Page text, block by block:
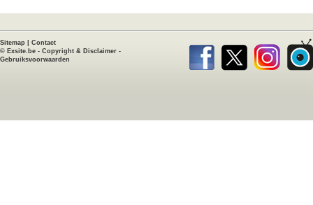
Sitemap
Contact
© Exsite.be - Copyright & Disclaimer -
Gebruiksvoorwaarden